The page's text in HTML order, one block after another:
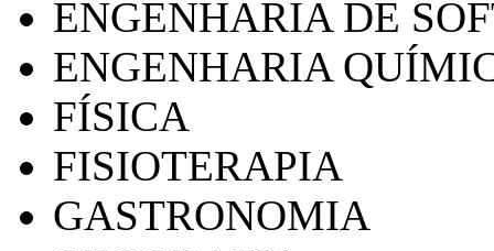
ENGENHARIA DE
ENGENHARIA
FÍSICA
FISIOTERAPIA
GASTRONOMIA